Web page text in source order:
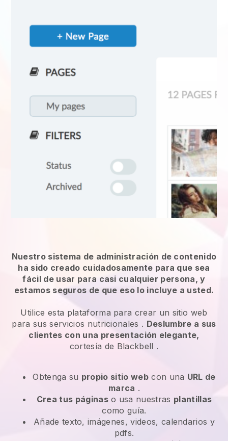
Nuestro sistema de administración de contenido
ha sido creado cuidadosamente para que sea
fácil de usar para casi cualquier persona, y
estamos seguros de que eso lo incluye a usted.
Utilice esta plataforma para crear un sitio web
parasus servicios nutricionales . Deslumbre a sus
clientes con una presentación elegante,
cortesía de Blackbell .
Obtenga su propio sitio webcon una URL de
marca .
Crea tus páginaso usa nuestras plantillas
como guía.
Añade texto, imágenes, videos, calendarios y
pdfs.